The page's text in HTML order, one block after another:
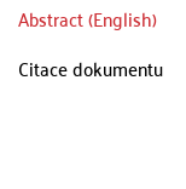
Abstract (English)
Citace dokumentu